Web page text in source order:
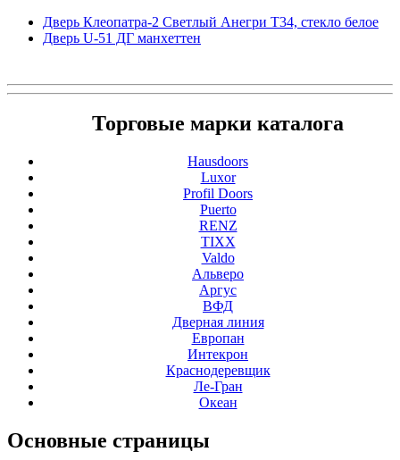
Дверь Клеопатра-2 Светлый Анегри Т34, стекло белое
Дверь U-51 ДГ манхеттен
Торговые марки каталога
Hausdoors
Luxor
Profil Doors
Puerto
RENZ
TIXX
Valdo
Альверо
Аргус
ВФД
Дверная линия
Европан
Интекрон
Краснодеревщик
Ле-Гран
Океан
Основные страницы